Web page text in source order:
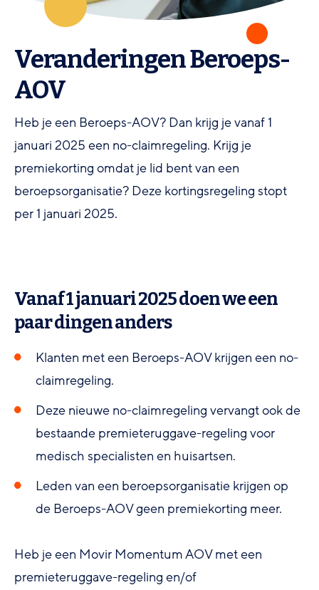
Veranderingen Beroeps-
AOV
Heb je een Beroeps-AOV? Dan krijg je vanaf 1
januari 2025 een no-claimregeling. Krijg je
premiekorting omdat je lid bent van een
beroepsorganisatie? Deze kortingsregeling stopt
per 1 januari 2025.
Vanaf 1 januari 2025 doen we een
paar dingen anders
Klanten met een Beroeps-AOV krijgen een no-
claimregeling.
Deze nieuwe no-claimregeling vervangt ook de
bestaande premieteruggave-regeling voor
medisch specialisten en huisartsen.
Leden van een beroepsorganisatie krijgen op
de Beroeps-AOV geen premiekorting meer.
Heb je een Movir Momentum AOV met een
premieteruggave-regeling en/of